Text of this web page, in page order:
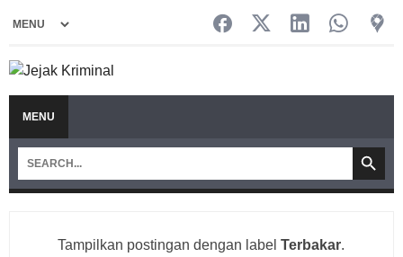
MENU
Tampilkan postingan dengan labelTerbakar.